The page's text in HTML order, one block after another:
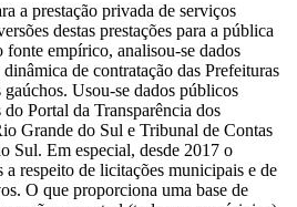
a prestação privada de serviços
destas prestações para a pública
fonte empírico, analisou-se dados
de contratação das Prefeituras
Usou-se dados públicos
Portal da Transparência dos
Grande do Sul e Tribunal de Contas
Sul. Em especial, desde 2017 o
respeito de licitações municipais e de
O que proporciona uma base de